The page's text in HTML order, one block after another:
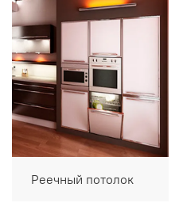
Реечный потолок